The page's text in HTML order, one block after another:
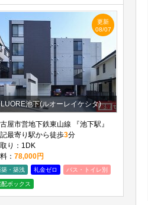
更新
08/07
LUORE池下(ルオーレイケシタ)
屋市営地下鉄東山線 『池下駅』
最寄り駅から徒歩3分
り：1DK
： 78,000円
築・築浅 礼金ゼロ バス・トイレ別
配ボックス